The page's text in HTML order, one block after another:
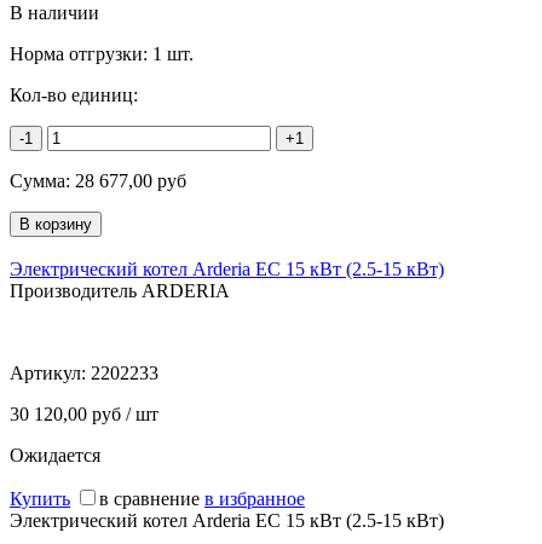
В наличии
Норма отгрузки: 1 шт.
Кол-во единиц:
-1 +1
Сумма: 28 677,00 руб
Электрический котел Arderia EC 15 кВт (2.5-15 кВт)
Производитель ARDERIA
Артикул: 2202233
30 120,00 руб / шт
Ожидается
Купить в сравнение в избранное
Электрический котел Arderia EC 15 кВт (2.5-15 кВт)